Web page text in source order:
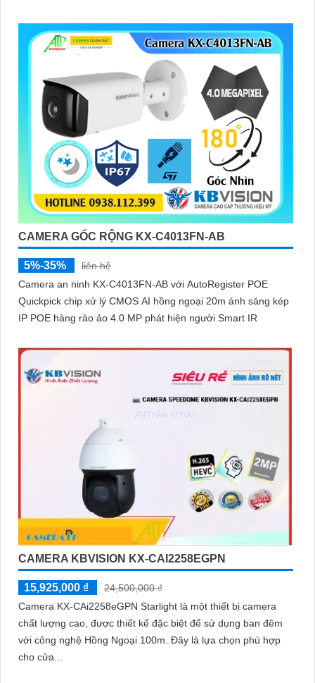
CAMERA GỐC RỘNG KX-C4013FN-AB
5%-35%
liên hệ
Camera an ninh KX-C4013FN-AB với AutoRegister POE
Quickpick chip xử lý CMOS AI hồng ngoại 20m ánh sáng kép
IP POE hàng rào ảo 4.0 MP phát hiện người Smart IR
CAMERA KBVISION KX-CAI2258EGPN
15,925,000 ₫
24,500,000 ₫
Camera KX-CAi2258eGPN Starlight là một thiết bị camera
chất lượng cao, được thiết kế đặc biệt để sử dụng ban đêm
với công nghệ Hồng Ngoại 100m. Đây là lựa chọn phù hợp
cho cửa...